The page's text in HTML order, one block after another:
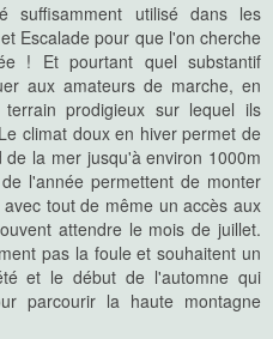
suffisamment utilisé dans les
Escalade pour que l'on cherche
! Et pourtant quel substantif
aux amateurs de marche, en
prodigieux sur lequel ils
climat doux en hiver permet de
la mer jusqu'à environ 1000m
l'année permettent de monter
tout de même un accès aux
attendre le mois de juillet.
pas la foule et souhaitent un
et le début de l'automne qui
parcourir la haute montagne